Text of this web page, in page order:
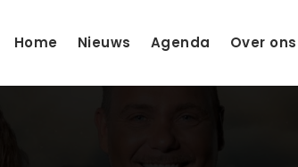
Home Nieuws Agenda Over ons